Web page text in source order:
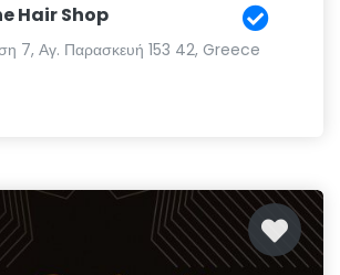
Hair Shop
7, Αγ. Παρασκευή 153 42, Greece